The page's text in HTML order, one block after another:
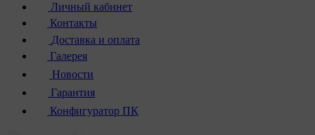
Личный кабинет
Контакты
Доставка и оплата
Галерея
Новости
Гарантия
Конфигуратор ПК